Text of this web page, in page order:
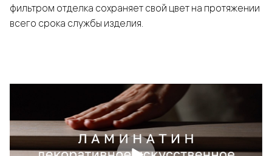
фильтром отделка сохраняет свой цвет на протяжении
всего срока службы изделия.